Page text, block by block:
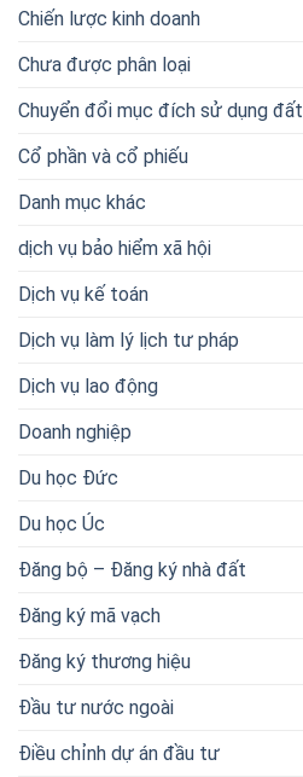
Chiến lược kinh doanh
Chưa được phân loại
Chuyển đổi mục đích sử dụng đất
Cổ phần và cổ phiếu
Danh mục khác
dịch vụ bảo hiểm xã hội
Dịch vụ kế toán
Dịch vụ làm lý lịch tư pháp
Dịch vụ lao động
Doanh nghiệp
Du học Đức
Du học Úc
Đăng bộ – Đăng ký nhà đất
Đăng ký mã vạch
Đăng ký thương hiệu
Đầu tư nước ngoài
Điều chỉnh dự án đầu tư